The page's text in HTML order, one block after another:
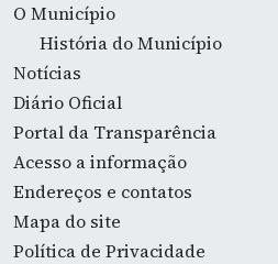
O Município
História do Município
Notícias
Diário Oficial
Portal da Transparência
Acesso a informação
Endereços e contatos
Mapa do site
Política de Privacidade